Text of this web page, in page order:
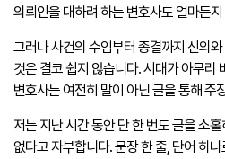
의뢰인을 대하려 하는 변호사도 얼마든
그러나 사건의 수임부터 종결까지 신의
것은 결코 쉽지 않습니다. 시대가 아무리
변호사는 여전히 말이 아닌 글을 통해 주
저는 지난 시간 동안 단 한 번도 글을 소
없다고 자부합니다. 문장 한 줄, 단어 하